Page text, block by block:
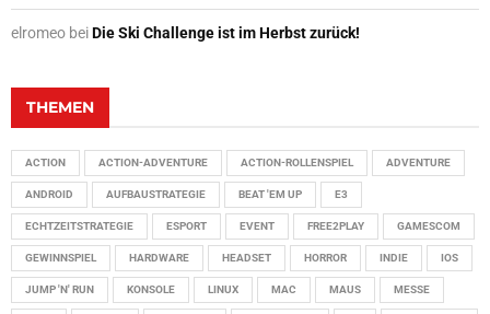
elromeo beiDie Ski Challenge ist im Herbst zurück!
THEMEN
ACTION ACTION-ADVENTURE ACTION-ROLLENSPIEL ADVENTURE
ANDROID AUFBAUSTRATEGIE BEAT 'EM UP E3
ECHTZEITSTRATEGIE ESPORT EVENT FREE2PLAY GAMESCOM
GEWINNSPIEL HARDWARE HEADSET HORROR INDIE IOS
JUMP 'N' RUN KONSOLE LINUX MAC MAUS MESSE